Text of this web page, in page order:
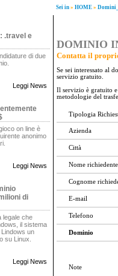
Sei in » HOME »
.travel e
di due
Leggi News
on line è
anonimo
Leggi News
di
legale che
il sistema
un
su Linux.
Leggi News
DOMINIO
Contatta il
Se sei interessato al
servizio gratuito.
Il servizio è gratuito
metodologie del
Tipologia
Azienda
Città
Nome richiedente
Cognome
E-mail
Telefono
Dominio
Note